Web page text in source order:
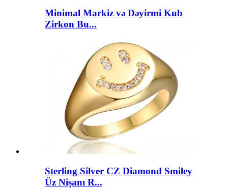
Minimal Markiz və Dəyirmi Kub
Zirkon Bu...
Sterling Silver CZ Diamond Smiley
Üz Nişanı R...